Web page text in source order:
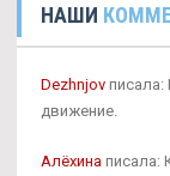
НАШИ
Dezhnjov писала:
движение.
Алёхина писала: